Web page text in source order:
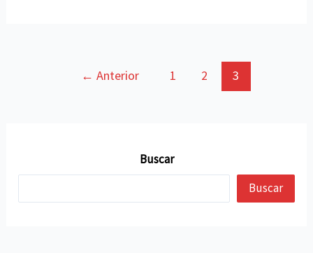
de
Paginación
← Anterior 1 2 3
Buscar
Buscar